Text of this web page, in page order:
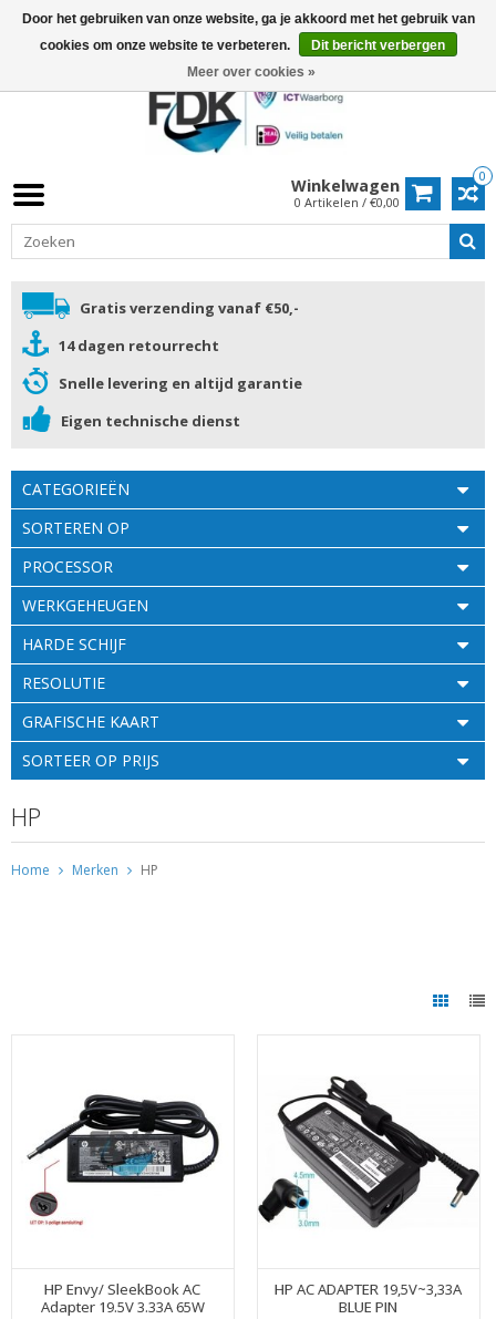
0
Winkelwagen
0 Artikelen / €0,00
Gratis verzending vanaf €50,-
14 dagen retourrecht
Snelle levering en altijd garantie
Eigen technische dienst
CATEGORIEËN
SORTEREN OP
PROCESSOR
WERKGEHEUGEN
HARDE SCHIJF
RESOLUTIE
GRAFISCHE KAART
SORTEER OP PRIJS
HP
Home Merken HP
HP Envy/ SleekBook AC
Adapter 19.5V 3.33A 65W
HP AC ADAPTER 19,5V~3,33A
BLUE PIN
Door het gebruiken van onze website, ga je akkoord met het gebruik van
cookies om onze website te verbeteren.
Dit bericht verbergen
Meer over cookies »